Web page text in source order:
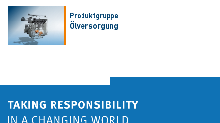
Produktgruppe
Ölversorgung